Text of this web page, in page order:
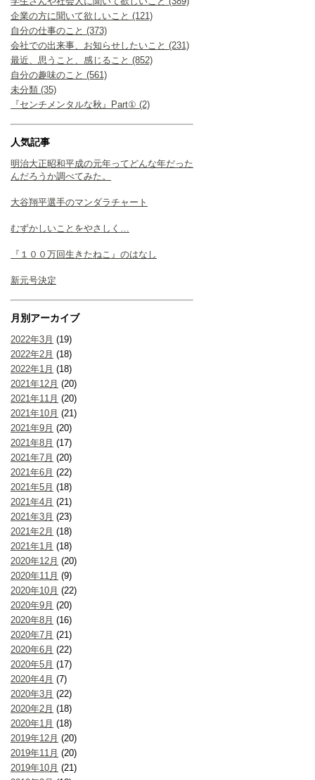
企業の方に聞いて欲しいこと (121)
自分の仕事のこと (373)
会社での出来事、お知らせしたいこと (231)
最近、思うこと、感じること (852)
自分の趣味のこと (561)
未分類 (35)
『センチメンタルな秋』Part① (2)
人気記事
明治大正昭和平成の元年ってどんな年だった
んだろうか調べてみた。
大谷翔平選手のマンダラチャート
むずかしいことをやさしく…
『１００万回生きたねこ』のはなし
新元号決定
月別アーカイブ
2022年3月 (19)
2022年2月 (18)
2022年1月 (18)
2021年12月 (20)
2021年11月 (20)
2021年10月 (21)
2021年9月 (20)
2021年8月 (17)
2021年7月 (20)
2021年6月 (22)
2021年5月 (18)
2021年4月 (21)
2021年3月 (23)
2021年2月 (18)
2021年1月 (18)
2020年12月 (20)
2020年11月 (9)
2020年10月 (22)
2020年9月 (20)
2020年8月 (16)
2020年7月 (21)
2020年6月 (22)
2020年5月 (17)
2020年4月 (7)
2020年3月 (22)
2020年2月 (18)
2020年1月 (18)
2019年12月 (20)
2019年11月 (20)
2019年10月 (21)